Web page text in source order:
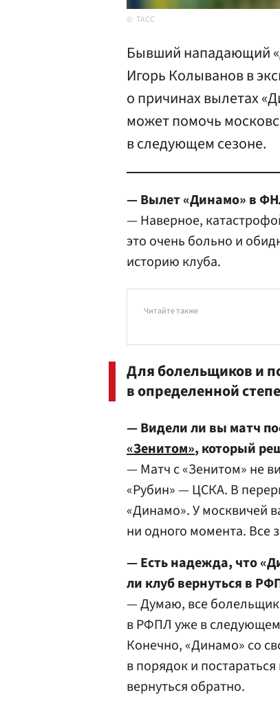
ТАСС
Бывший нападающий
Игорь Колыванов в
о причинах вылетах
может помочь
в следующем сезоне.
— Вылет «Динамо» в
— Наверное,
это очень больно и
историю клуба.
Читайте также
Для болельщиков и
в определенной
— Видели ли вы матч
«Зенитом», который
— Матч с «Зенитом» не
«Рубин» — ЦСКА. В
«Динамо». У москвичей
ни одного момента. Все
— Есть надежда, что
ли клуб вернуться в
— Думаю, все
в РФПЛ уже в следующем
Конечно, «Динамо» со
в порядок и
вернуться обратно.